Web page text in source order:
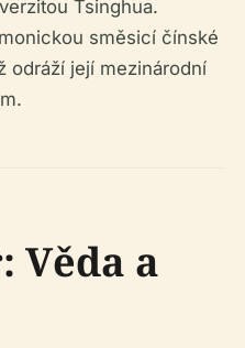
Tsinghua.
směsicí čínské
odráží její mezinárodní
Věda a